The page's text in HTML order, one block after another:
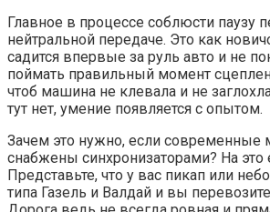
Главное в процессе соблюсти паузу
нейтральной передаче. Это как
садится впервые за руль авто и не
поймать правильный момент
чтоб машина не клевала и не
тут нет, умение появляется с опытом.
Зачем это нужно, если
снабжены синхронизаторами? На это
Представьте, что у вас пикап или
типа Газель и Валдай и вы